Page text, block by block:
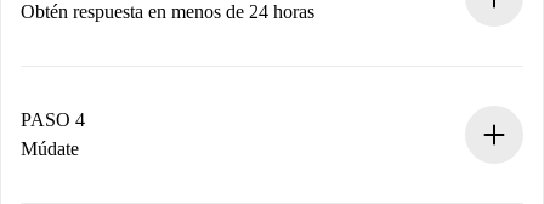
Obtén respuesta en menos de 24 horas
contacto con el propietario.
Si es rechazada: No te haremos ningún cargo y te
PASO 4
Múdate